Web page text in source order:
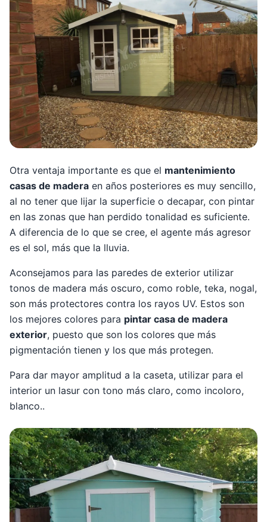
Otra ventaja importante es que el mantenimiento
casas de madera en años posteriores es muy sencillo,
al no tener que lijar la superficie o decapar, con pintar
en las zonas que han perdido tonalidad es suficiente.
A diferencia de lo que se cree, el agente más agresor
es el sol, más que la lluvia.
Aconsejamos para las paredes de exterior utilizar
tonos de madera más oscuro, como roble, teka, nogal,
son más protectores contra los rayos UV. Estos son
los mejores colores para pintar casa de madera
exterior, puesto que son los colores que más
pigmentación tienen y los que más protegen.
Para dar mayor amplitud a la caseta, utilizar para el
interior un lasur con tono más claro, como incoloro,
blanco..